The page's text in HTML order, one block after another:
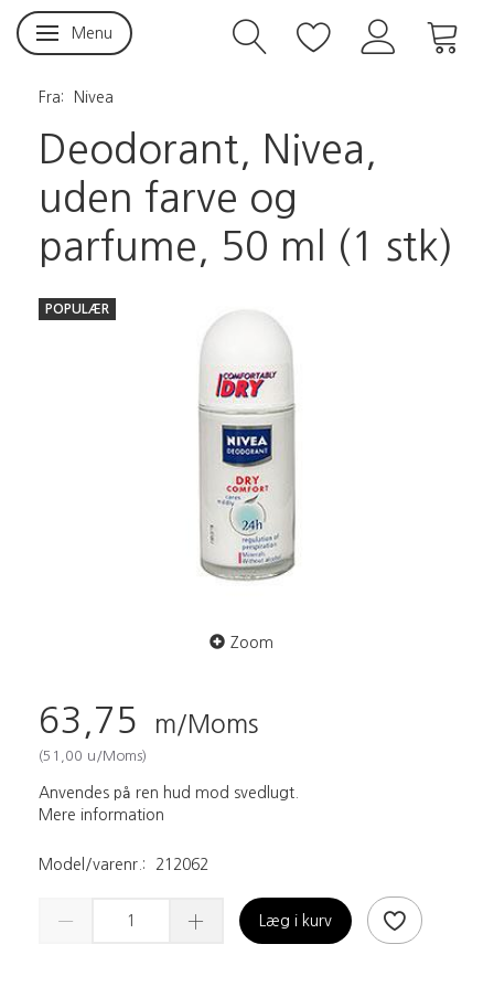
Skifte navigation
Menu
Fra: Nivea
Deodorant, Nivea,
uden farve og
parfume, 50 ml (1 stk)
POPULÆR
Zoom
63,75 m/Moms
(51,00 u/Moms)
Anvendes på ren hud mod svedlugt.
Mere information
Model/varenr.: 212062
Læg i kurv